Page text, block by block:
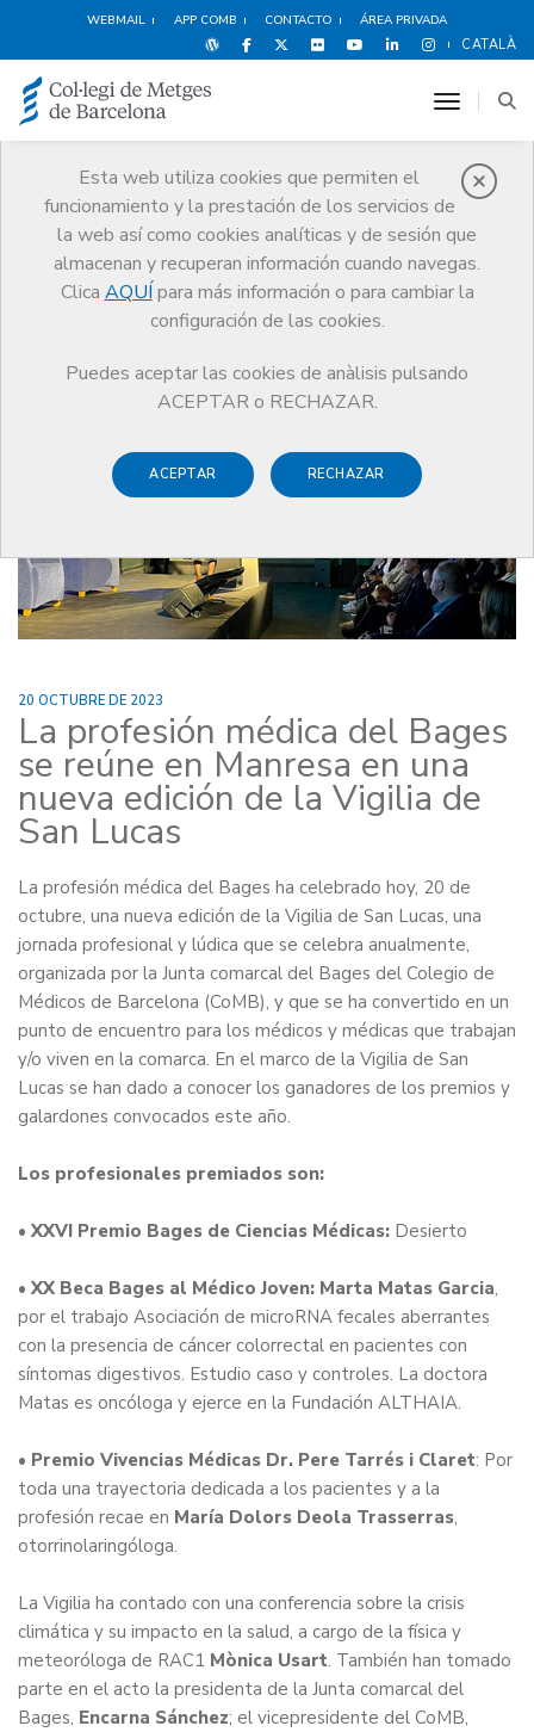
WEBMAIL APP COMB CONTACTO ÁREA PRIVADA
CATALÀ
Esta web utiliza cookies que permiten el
funcionamiento y la prestación de los servicios de
la web así como cookies analíticas y de sesión que
almacenan y recuperan información cuando navegas.
Clica AQUÍ para más información o para cambiar la
configuración de las cookies.
Puedes aceptar las cookies de anàlisis pulsando
ACEPTAR o RECHAZAR.
ACEPTAR RECHAZAR
toggle
Noticias
Comunicación
Noticias
La profesión médica del Bages se reúne en Manresa en una nueva
edición de la Vigilia de San Lucas
20 OCTUBRE DE 2023
La profesión médica del Bages
se reúne en Manresa en una
nueva edición de la Vigilia de
San Lucas
La profesión médica del Bages ha celebrado hoy, 20 de
octubre, una nueva edición de la Vigilia de San Lucas, una
jornada profesional y lúdica que se celebra anualmente,
organizada por la Junta comarcal del Bages del Colegio de
Médicos de Barcelona (CoMB), y que se ha convertido en un
punto de encuentro para los médicos y médicas que trabajan
y/o viven en la comarca. En el marco de la Vigilia de San
Lucas se han dado a conocer los ganadores de los premios y
galardones convocados este año.
Los profesionales premiados son:
• XXVI Premio Bages de Ciencias Médicas: Desierto
• XX Beca Bages al Médico Joven: Marta Matas Garcia,
por el trabajo Asociación de microRNA fecales aberrantes
con la presencia de cáncer colorrectal en pacientes con
síntomas digestivos. Estudio caso y controles. La doctora
Matas es oncóloga y ejerce en la Fundación ALTHAIA.
• Premio Vivencias Médicas Dr. Pere Tarrés i Claret: Por
toda una trayectoria dedicada a los pacientes y a la
profesión recae en María Dolors Deola Trasserras,
otorrinolaringóloga.
La Vigilia ha contado con una conferencia sobre la crisis
climática y su impacto en la salud, a cargo de la física y
meteoróloga de RAC1 Mònica Usart. También han tomado
parte en el acto la presidenta de la Junta comarcal del
Bages, Encarna Sánchez; el vicepresidente del CoMB,